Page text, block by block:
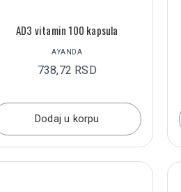
AYANDA
AD3 vitamin 100 kapsula
738,72 RSD
Dodaj u korpu